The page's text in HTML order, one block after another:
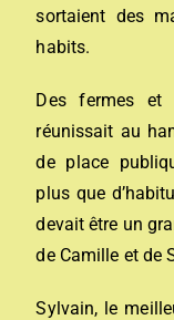
sortaient des
habits.
Des fermes et
réunissait au
de place
plus que
devait être un
de Camille et de
Sylvain, le